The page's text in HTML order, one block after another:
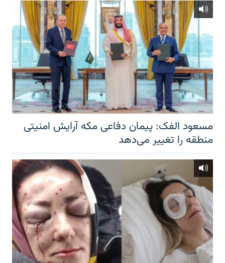
مسعود الفک: پیمان دفاعی مکه آرایش امنیتی
منطقه را تغییر می‌دهد